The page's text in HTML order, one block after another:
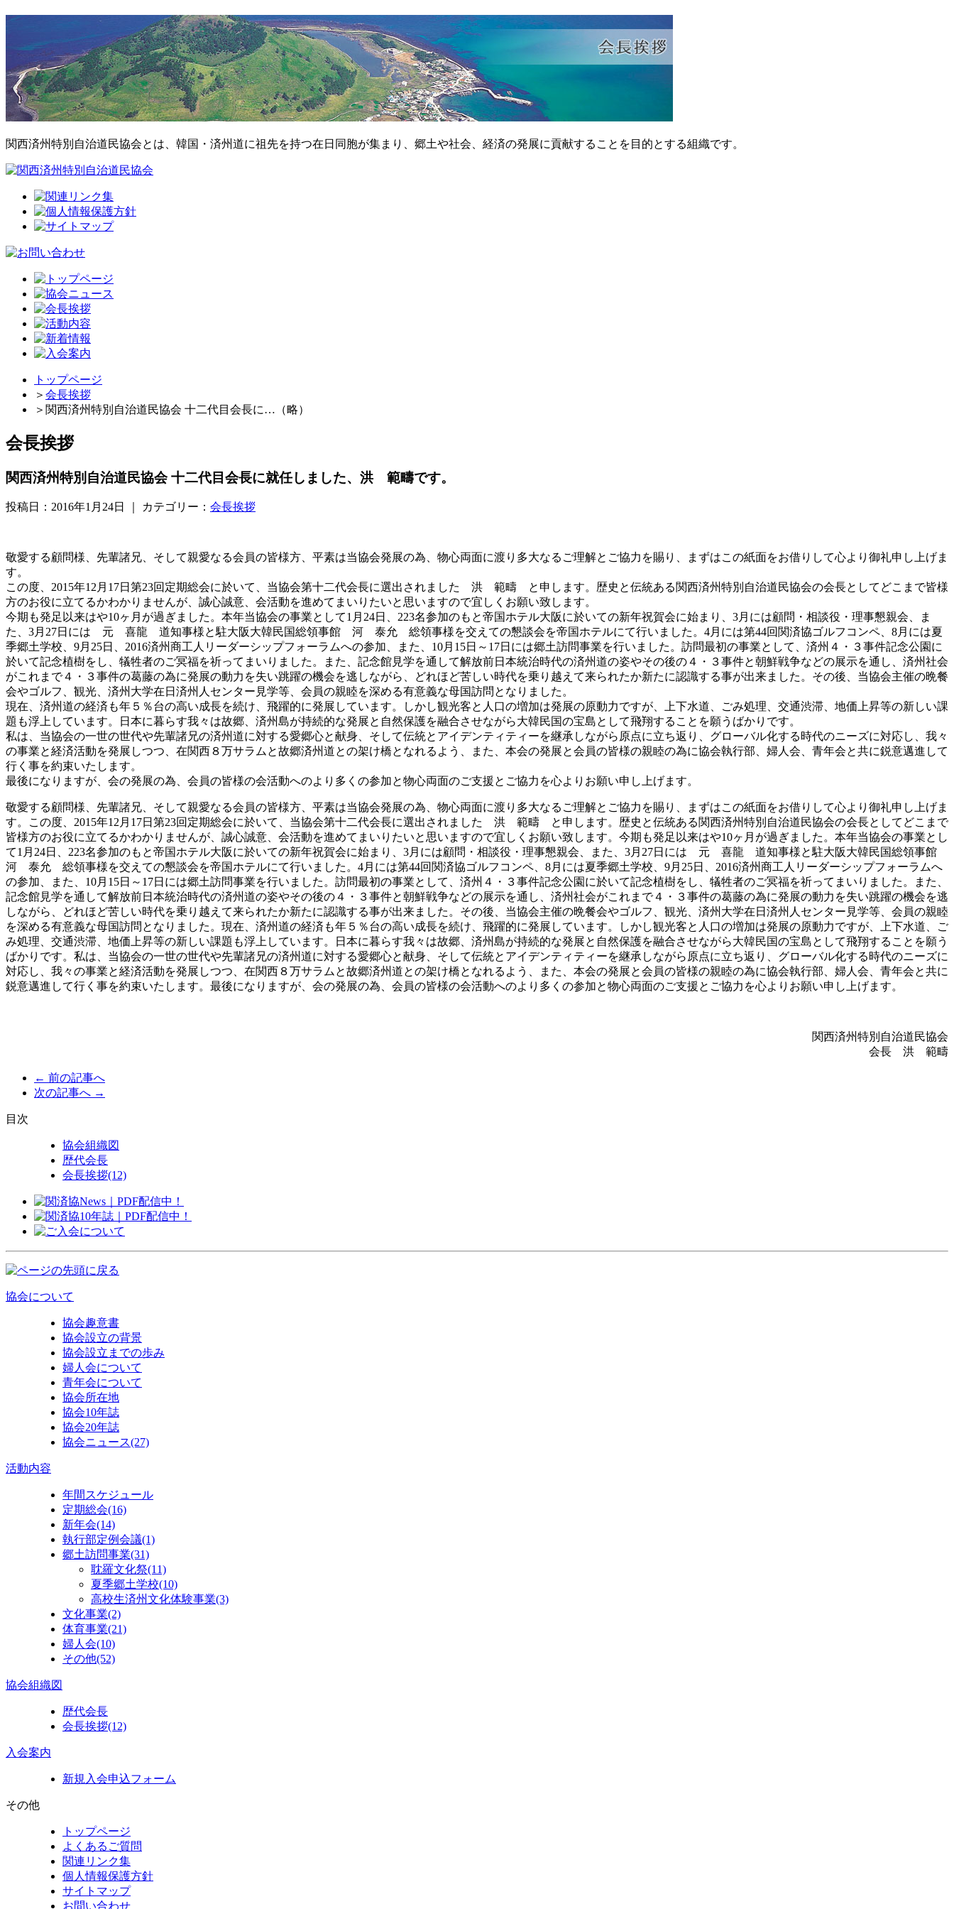
関西済州特別自治道民協会とは、韓国・済州道に祖先を持つ在日同胞が集まり、郷土や社会、経済の発展に貢献することを目的とする組織です。
トップページ
＞ 会長挨拶
＞ 関西済州特別自治道民協会 十二代目会長に…（略）
会長挨拶
関西済州特別自治道民協会 十二代目会長に就任しました、洪 範疇です。
投稿日：2016年1月24日 ｜ カテゴリー： 会長挨拶
敬愛する顧問様、先輩諸兄、そして親愛なる会員の皆様方、平素は当協会発展の為、物心両面に渡り多大なるご理解とご協力を賜り、まずはこの紙面をお借りして心より御礼申し上げま
す。
この度、2015年12月17日第23回定期総会に於いて、当協会第十二代会長に選出されました 洪 範疇 と申します。歴史と伝統ある関西済州特別自治道民協会の会長としてどこまで皆様
方のお役に立てるかわかりませんが、誠心誠意、会活動を進めてまいりたいと思いますので宜しくお願い致します。
今期も発足以来はや10ヶ月が過ぎました。本年当協会の事業として1月24日、223名参加のもと帝国ホテル大阪に於いての新年祝賀会に始まり、3月には顧問・相談役・理事懇親会、ま
た、3月27日には 元 喜龍 道知事様と駐大阪大韓民国総領事館 河 泰允 総領事様を交えての懇談会を帝国ホテルにて行いました。4月には第44回関済協ゴルフコンペ、8月には夏
季郷土学校、9月25日、2016済州商工人リーダーシップフォーラムへの参加、また、10月15日～17日には郷土訪問事業を行いました。訪問最初の事業として、済州４・３事件記念公園に
於いて記念植樹をし、犠牲者のご冥福を祈ってまいりました。また、記念館見学を通して解放前日本統治時代の済州道の姿やその後の４・３事件と朝鮮戦争などの展示を通し、済州社会
がこれまで４・３事件の葛藤の為に発展の動力を失い跳躍の機会を逃しながら、どれほど苦しい時代を乗り越えて来られたか新たに認識する事が出来ました。その後、当協会主催の晩餐
会やゴルフ、観光、済州大学在日済州人センター見学等、会員の親睦を深める有意義な母国訪問となりました。
現在、済州道の経済も年５％台の高い成長を続け、飛躍的に発展しています。しかし観光客と人口の増加は発展の原動力ですが、上下水道、ごみ処理、交通渋滞、地価上昇等の新しい課
題も浮上しています。日本に暮らす我々は故郷、済州島が持続的な発展と自然保護を融合させながら大韓民国の宝島として飛翔することを願うばかりです。
私は、当協会の一世の世代や先輩諸兄の済州道に対する愛郷心と献身、そして伝統とアイデンティティーを継承しながら原点に立ち返り、グローバル化する時代のニーズに対応し、我々
の事業と経済活動を発展しつつ、在関西８万サラムと故郷済州道との架け橋となれるよう、また、本会の発展と会員の皆様の親睦の為に協会執行部、婦人会、青年会と共に鋭意邁進して
行く事を約束いたします。
最後になりますが、会の発展の為、会員の皆様の会活動へのより多くの参加と物心両面のご支援とご協力を心よりお願い申し上げます。
敬愛する顧問様、先輩諸兄、そして親愛なる会員の皆様方、平素は当協会発展の為、物心両面に渡り多大なるご理解とご協力を賜り、まずはこの紙面をお借りして心より御礼申し上げま
す。この度、2015年12月17日第23回定期総会に於いて、当協会第十二代会長に選出されました 洪 範疇 と申します。歴史と伝統ある関西済州特別自治道民協会の会長としてどこまで
皆様方のお役に立てるかわかりませんが、誠心誠意、会活動を進めてまいりたいと思いますので宜しくお願い致します。今期も発足以来はや10ヶ月が過ぎました。本年当協会の事業とし
て1月24日、223名参加のもと帝国ホテル大阪に於いての新年祝賀会に始まり、3月には顧問・相談役・理事懇親会、また、3月27日には 元 喜龍 道知事様と駐大阪大韓民国総領事館
河 泰允 総領事様を交えての懇談会を帝国ホテルにて行いました。4月には第44回関済協ゴルフコンペ、8月には夏季郷土学校、9月25日、2016済州商工人リーダーシップフォーラムへ
の参加、また、10月15日～17日には郷土訪問事業を行いました。訪問最初の事業として、済州４・３事件記念公園に於いて記念植樹をし、犠牲者のご冥福を祈ってまいりました。また、
記念館見学を通して解放前日本統治時代の済州道の姿やその後の４・３事件と朝鮮戦争などの展示を通し、済州社会がこれまで４・３事件の葛藤の為に発展の動力を失い跳躍の機会を逃
しながら、どれほど苦しい時代を乗り越えて来られたか新たに認識する事が出来ました。その後、当協会主催の晩餐会やゴルフ、観光、済州大学在日済州人センター見学等、会員の親睦
を深める有意義な母国訪問となりました。現在、済州道の経済も年５％台の高い成長を続け、飛躍的に発展しています。しかし観光客と人口の増加は発展の原動力ですが、上下水道、ご
み処理、交通渋滞、地価上昇等の新しい課題も浮上しています。日本に暮らす我々は故郷、済州島が持続的な発展と自然保護を融合させながら大韓民国の宝島として飛翔することを願う
ばかりです。私は、当協会の一世の世代や先輩諸兄の済州道に対する愛郷心と献身、そして伝統とアイデンティティーを継承しながら原点に立ち返り、グローバル化する時代のニーズに
対応し、我々の事業と経済活動を発展しつつ、在関西８万サラムと故郷済州道との架け橋となれるよう、また、本会の発展と会員の皆様の親睦の為に協会執行部、婦人会、青年会と共に
鋭意邁進して行く事を約束いたします。最後になりますが、会の発展の為、会員の皆様の会活動へのより多くの参加と物心両面のご支援とご協力を心よりお願い申し上げます。
関西済州特別自治道民協会
会長 洪 範疇
← 前の記事へ
次の記事へ →
目次
協会組織図
歴代会長
会長挨拶(12)
協会について
協会趣意書
協会設立の背景
協会設立までの歩み
婦人会について
青年会について
協会所在地
協会10年誌
協会20年誌
協会ニュース(27)
活動内容
年間スケジュール
定期総会(16)
新年会(14)
執行部定例会議(1)
郷土訪問事業(31)
耽羅文化祭(11)
夏季郷土学校(10)
高校生済州文化体験事業(3)
文化事業(2)
体育事業(21)
婦人会(10)
その他(52)
協会組織図
歴代会長
会長挨拶(12)
入会案内
新規入会申込フォーム
その他
トップページ
よくあるご質問
関連リンク集
個人情報保護方針
サイトマップ
お問い合わせ